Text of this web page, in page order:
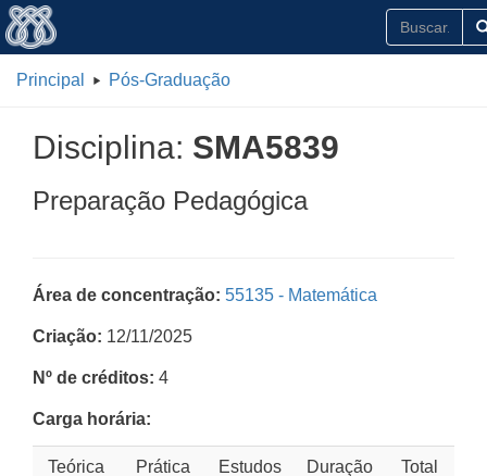
Principal Pós-Graduação
Disciplina: SMA5839
Preparação Pedagógica
Área de concentração: 55135 - Matemática
Criação: 12/11/2025
Nº de créditos: 4
Carga horária:
Teórica
Prática
Estudos
Duração Total